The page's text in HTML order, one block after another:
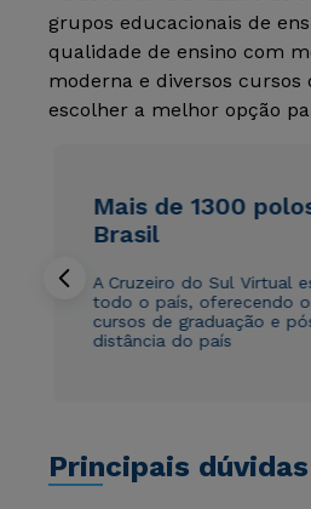
grupos educacionais de
qualidade de ensino com
moderna e diversos cursos
escolher a melhor opção
Mais de 1300
Brasil
A Cruzeiro do Sul Virtual
todo o país, oferecendo
cursos de graduação e
distância do país
Principais